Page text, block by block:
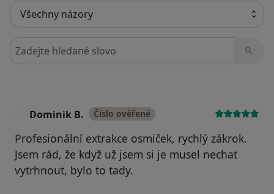
Hledejte v názorech
Dominik B. Číslo ověřené
Profesionální extrakce osmiček, rychlý zákrok.
Jsem rád, že když už jsem si je musel nechat
vytrhnout, bylo to tady.